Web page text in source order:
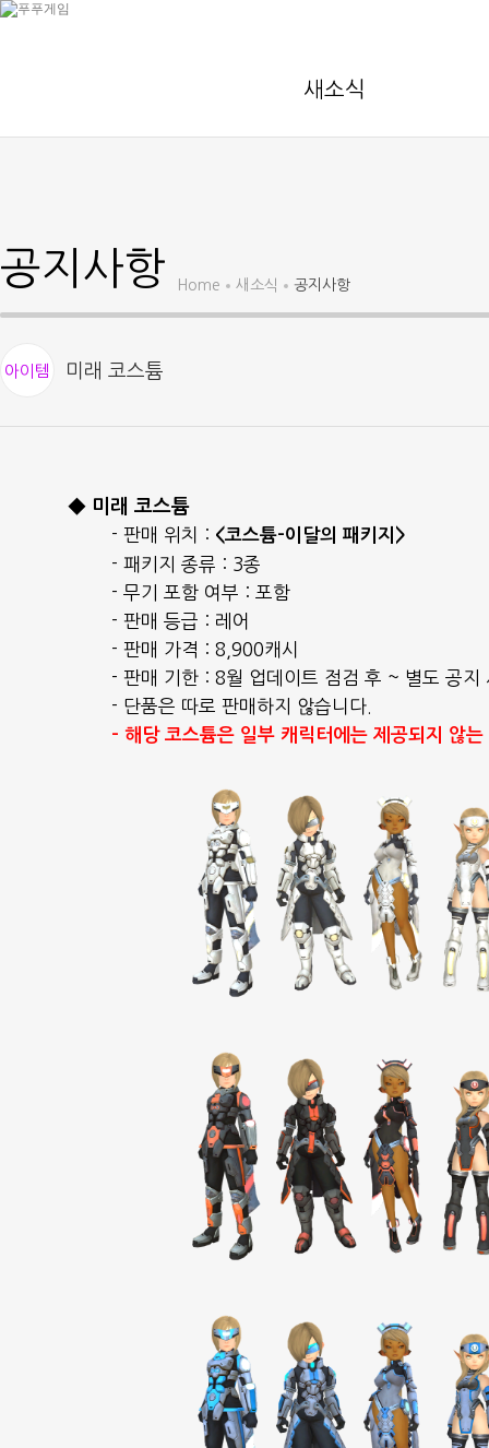
새소식
공지사항 Home 새소식 공지사항
아이템 미래 코스튬
◆ 미래 코스튬
- 판매 위치 : <코스튬-이달의 패키지>
- 패키지 종류 : 3종
- 무기 포함 여부 : 포함
- 판매 등급 : 레어
- 판매 가격 : 8,900캐시
- 판매 기한 : 8월 업데이트 점검 후 ~ 별도 공지
- 단품은 따로 판매하지 않습니다.
- 해당 코스튬은 일부 캐릭터에는 제공되지 않